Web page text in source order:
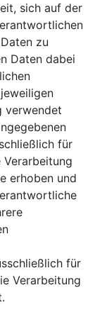
sich auf der
zu
Daten dabei
verwendet
für
erhoben und
für
Verarbeitung